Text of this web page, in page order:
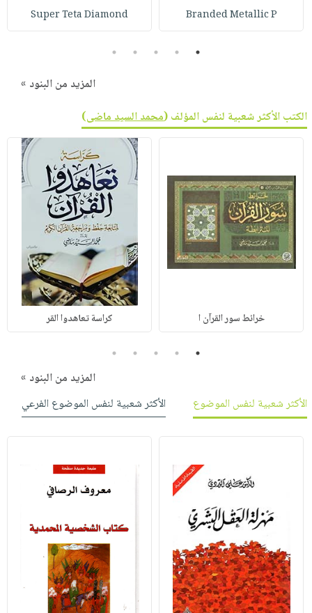
صابون
أطفال
فيديوهات
أسئلة
نيل
وفرات
كتابك
تواصل
معنا
عربةBranded Metallic P
Super Teta Diamond
1
2
3
4
5
المزيد من البنود »
الكتب الأكثر شعبية لنفس المؤلف (محمد السيد ماضى)
خرائط سور القرآن ا كراسة تعاهدوا القر
1
2
3
4
5
المزيد من البنود »
الأكثر شعبية لنفس الموضوع
الأكثر شعبية لنفس الموضوع الفرعي